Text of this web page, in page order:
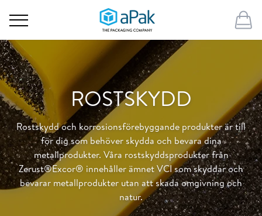
ROSTSKYDD
Rostskydd och korrosionsförebyggande produkter är till
för dig som behöver skydda och bevara dina
metallprodukter. Våra rostskyddsprodukter från
Zerust®Excor® innehåller ämnet VCI som skyddar och
bevarar metallprodukter utan att skada omgivning och
natur.